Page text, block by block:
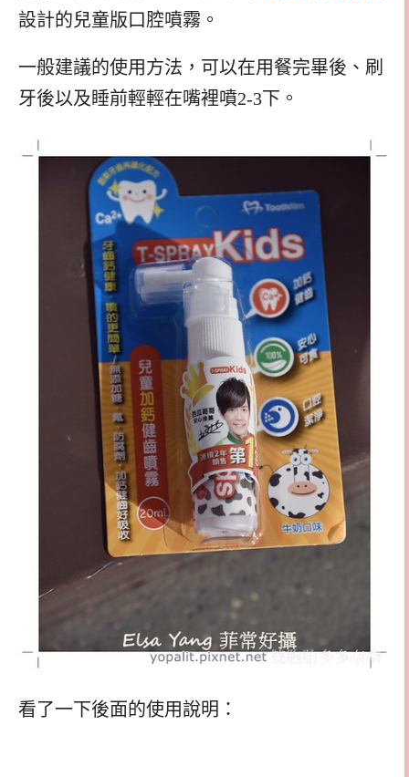
設計的兒童版口腔噴霧。
一般建議的使用方法，可以在用餐完畢後、刷
牙後以及睡前輕輕在嘴裡噴2-3下。
看了一下後面的使用說明：